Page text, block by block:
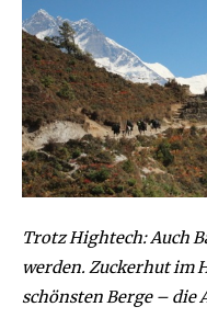
Trotz Hightech: Auch
werden. Zuckerhut im
schönsten Berge – die